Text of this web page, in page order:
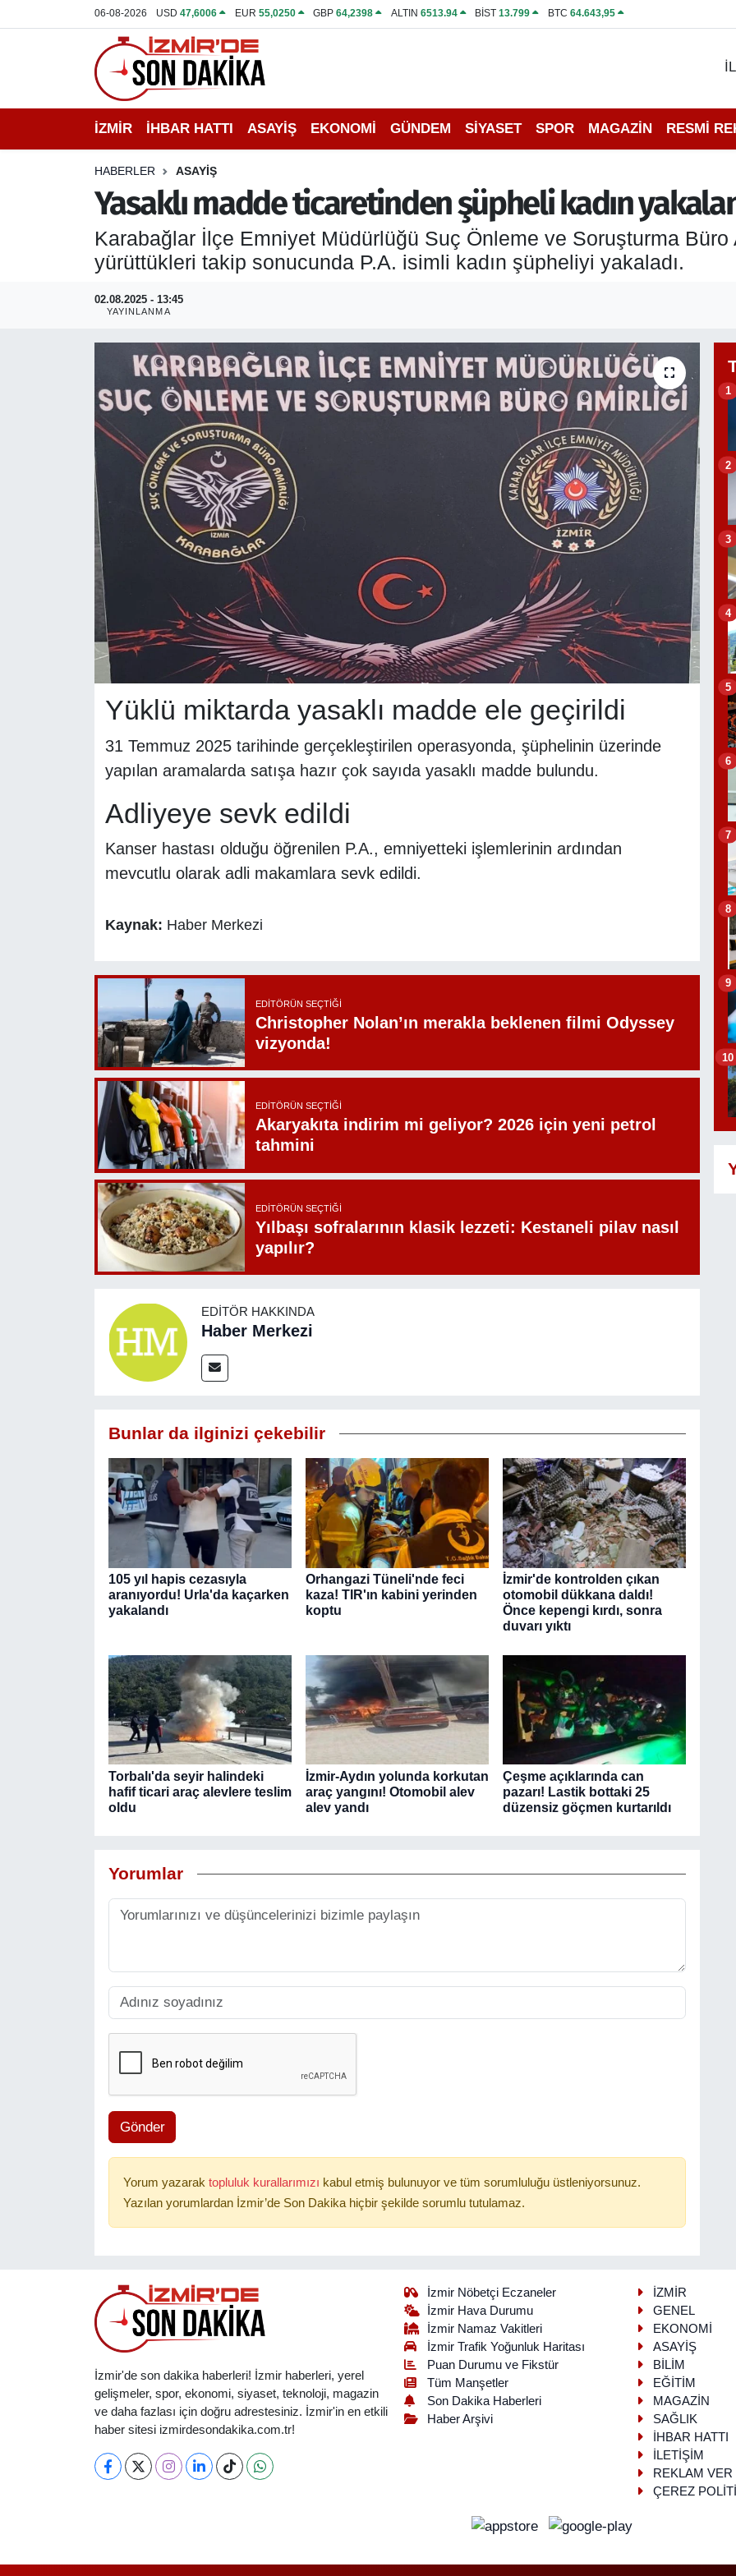
06-08-2026 USD47,6006 EUR 55,0250 GBP64,2398 ALTIN 6513.94 BİST13.799 BTC 64.643,95
İZMİR İHBAR HATTI ASAYİŞ EKONOMİ GÜNDEM SİYASET SPOR MAGAZİN RESMİ
HABERLER ASAYİŞ
Yasaklı madde ticaretinden şüpheli kadın
Karabağlar İlçe Emniyet Müdürlüğü Suç Önleme ve Soruşturma
yürüttükleri takip sonucunda P.A. isimli kadın şüpheliyi yakaladı.
02.08.2025 - 13:45
YAYINLANMA
Yüklü miktarda yasaklı madde ele geçirildi
31 Temmuz 2025 tarihinde gerçekleştirilen operasyonda, şüphelinin üzerinde
yapılan aramalarda satışa hazır çok sayıda yasaklı madde bulundu.
Adliyeye sevk edildi
Kanser hastası olduğu öğrenilen P.A., emniyetteki işlemlerinin ardından
mevcutlu olarak adli makamlara sevk edildi.
Kaynak: Haber Merkezi
EDITÖRÜN SEÇTIĞI
Christopher Nolan’ın merakla beklenen filmi Odyssey
vizyonda!
EDITÖRÜN SEÇTIĞI
Akaryakıta indirim mi geliyor? 2026 için yeni petrol
tahmini
EDITÖRÜN SEÇTIĞI
Yılbaşı sofralarının klasik lezzeti: Kestaneli pilav nasıl
yapılır?
EDITÖR HAKKINDA
Haber Merkezi
Bunlar da ilginizi çekebilir
105 yıl hapis cezasıyla
aranıyordu! Urla'da kaçarken
yakalandı
Orhangazi Tüneli'nde feci
kaza! TIR'ın kabini yerinden
koptu
İzmir'de kontrolden çıkan
otomobil dükkana daldı!
Önce kepengi kırdı, sonra
duvarı yıktı
Torbalı'da seyir halindeki
hafif ticari araç alevlere teslim
oldu
İzmir-Aydın yolunda korkutan
araç yangını! Otomobil alev
alev yandı
Çeşme açıklarında can
pazarı! Lastik bottaki 25
düzensiz göçmen kurtarıldı
Yorumlar
Gönder
Yorum yazarak topluluk kurallarımızı kabul etmiş bulunuyor ve tüm sorumluluğu üstleniyorsunuz.
Yazılan yorumlardan İzmir’de Son Dakika hiçbir şekilde sorumlu tutulamaz.
1
2
3
4
5
6
7
8
9
10
İzmir'de son dakika haberleri! İzmir haberleri, yerel
gelişmeler, spor, ekonomi, siyaset, teknoloji, magazin
ve daha fazlası için doğru adrestesiniz. İzmir'in en etkili
haber sitesi izmirdesondakika.com.tr!
İzmir Nöbetçi Eczaneler
İzmir Hava Durumu
İzmir Namaz Vakitleri
İzmir Trafik Yoğunluk Haritası
Puan Durumu ve Fikstür
Tüm Manşetler
Son Dakika Haberleri
Haber Arşivi
İZMİR
GENEL
EKONOMİ
ASAYİŞ
BİLİM
EĞİTİM
MAGAZİN
SAĞLIK
İHBAR HATTI
İLETİŞİM
REKLAM VER
ÇEREZ
İHBAR HATTI
DEPREM
GENEL
EKONOMİ
SİYASET
RESMİ REKLAM
İzmir Nöbetçi Eczaneler
İzmir Hava Durumu
İzmir Namaz Vakitleri
İzmir Trafik Yoğunluk Haritası
Puan Durumu ve Fikstür
Tüm Manşetler
Son Dakika Haberleri